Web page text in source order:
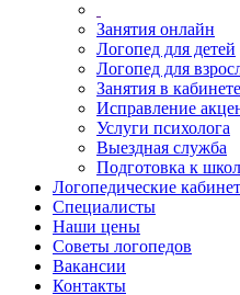
Занятия онлайн
Логопед для детей
Логопед для
Занятия в кабинете
Исправление
Услуги психолога
Выездная служба
Подготовка к
Логопедические
Специалисты
Наши цены
Советы логопедов
Вакансии
Контакты